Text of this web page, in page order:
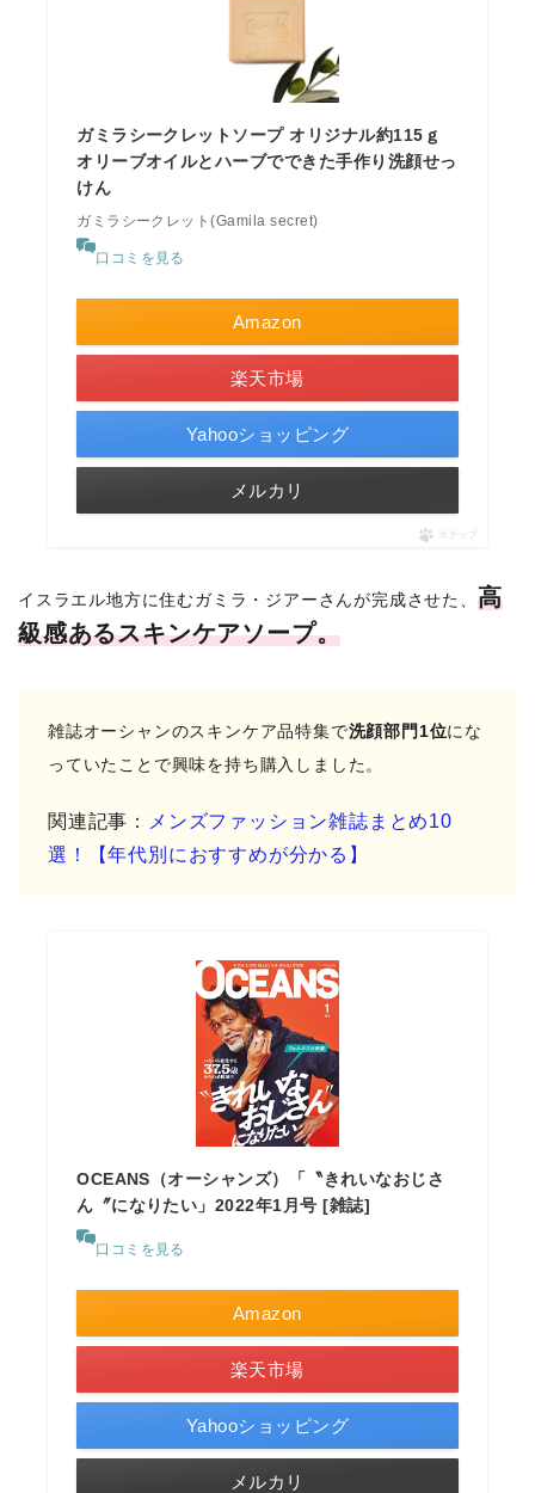
ガミラシークレットソープ オリジナル約115ｇ
オリーブオイルとハーブでできた手作り洗顔せっ
けん
ガミラシークレット(Gamila secret)
口コミを見る
Amazon
楽天市場
Yahooショッピング
メルカリ
ポチップ
イスラエル地方に住むガミラ・ジアーさんが完成させた、 高
級感あるスキンケアソープ。
雑誌オーシャンのスキンケア品特集で洗顔部門1位にな
っていたことで興味を持ち購入しました。
関連記事：
メンズファッション雑誌まとめ10
選！【年代別におすすめが分かる】
OCEANS（オーシャンズ）「〝きれいなおじさ
ん〞になりたい」2022年1月号 [雑誌]
口コミを見る
Amazon
楽天市場
Yahooショッピング
メルカリ